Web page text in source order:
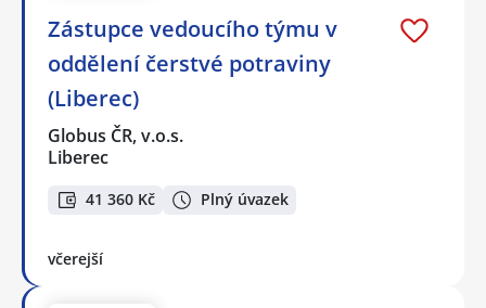
Zástupce vedoucího týmu v
oddělení čerstvé potraviny
(Liberec)
Globus ČR, v.o.s.
Liberec
41 360 Kč Plný úvazek
včerejší